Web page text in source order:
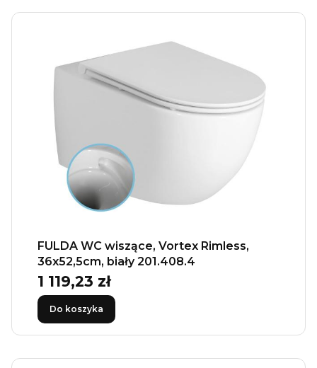
FULDA WC wiszące, Vortex Rimless,
36x52,5cm, biały 201.408.4
Cena
1 119,23 zł
Do koszyka